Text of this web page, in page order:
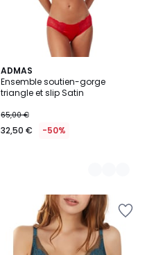
ADMAS
Ensemble soutien-gorge
triangle et slip Satin
65,00 €
32,50 € -50%
2
Couleurs